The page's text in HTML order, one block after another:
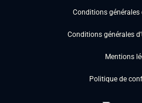
Conditions générales
Conditions générales
Mentions
Politique de